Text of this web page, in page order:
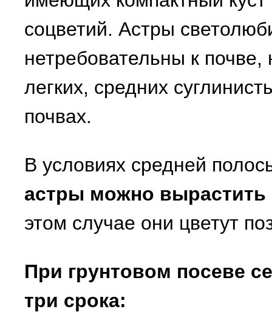
соцветий. Астры
нетребовательны к
легких, средних
почвах.
В условиях средней
астры можно вырастить
этом случае они цветут
При грунтовом посеве
три срока: